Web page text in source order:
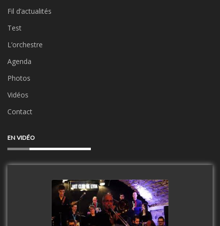
Fil d’actualités
Test
L’orchestre
Agenda
Photos
Vidéos
Contact
EN VIDÉO
Clip Only Big Band 2019
watch video